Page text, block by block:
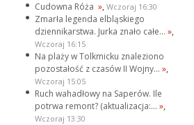
Cudowna Róża », Wczoraj 16:30
Zmarła legenda elbląskiego
dziennikarstwa. Jurka znało całe... »,
Wczoraj 16:15
Na plaży w Tolkmicku znaleziono
pozostałość z czasów II Wojny... »,
Wczoraj 15:05
Ruch wahadłowy na Saperów. Ile
potrwa remont? (aktualizacja:... »,
Wczoraj 13:30